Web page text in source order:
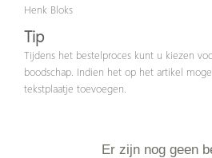
Henk Bloks
Tip
Tijdens het bestelproces kunt u kiezen
boodschap. Indien het op het artikel
tekstplaatje toevoegen.
Er zijn nog geen